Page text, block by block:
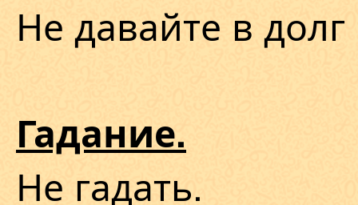
Не давайте в
Гадание.
Не гадать.